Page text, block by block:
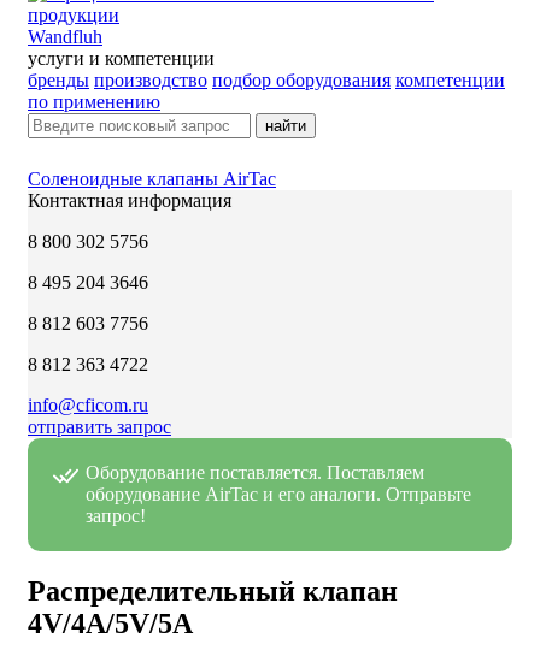
Wandfluh
услуги и компетенции
бренды производство подбор оборудования компетенции
по применению
найти
Соленоидные клапаны AirTac
Контактная информация
8 800 302 5756
8 495 204 3646
8 812 603 7756
8 812 363 4722
info@cficom.ru
отправить запрос
Оборудование поставляется. Поставляем
оборудование AirTac и его аналоги. Отправьте
запрос!
Распределительный клапан
4V/4A/5V/5A